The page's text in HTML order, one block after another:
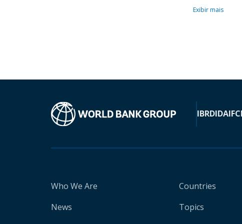
Exibir mais
IBRDIDAIFC
Who We Are
News
Countries
Topics